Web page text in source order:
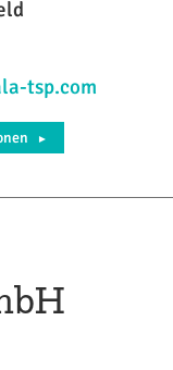
tsp.com
►